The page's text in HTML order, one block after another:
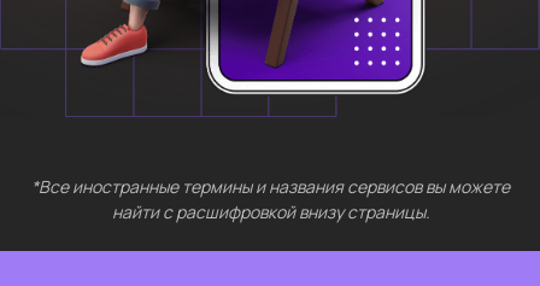
Выберите интересующий вас раздел
Нейросети 28
IT-профессии 16
Естественный интеллект 1
Высшее образование 2